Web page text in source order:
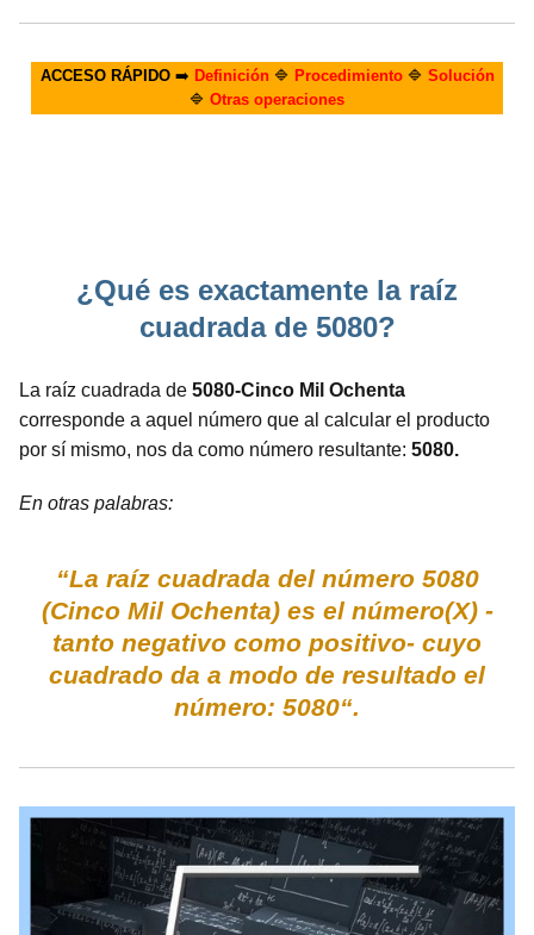
ACCESO RÁPIDO➡️ Definición🔷 Procedimiento🔷 Solución
🔷 Otras operaciones
¿Qué es exactamente la raíz
cuadrada de 5080?
La raíz cuadrada de 5080-Cinco Mil Ochenta
corresponde a aquel número que al calcular el producto
por sí mismo, nos da como número resultante: 5080.
En otras palabras:
“La raíz cuadrada del número 5080
(Cinco Mil Ochenta) es el número(X) -
tanto negativo como positivo- cuyo
cuadrado da a modo de resultado el
número: 5080“.